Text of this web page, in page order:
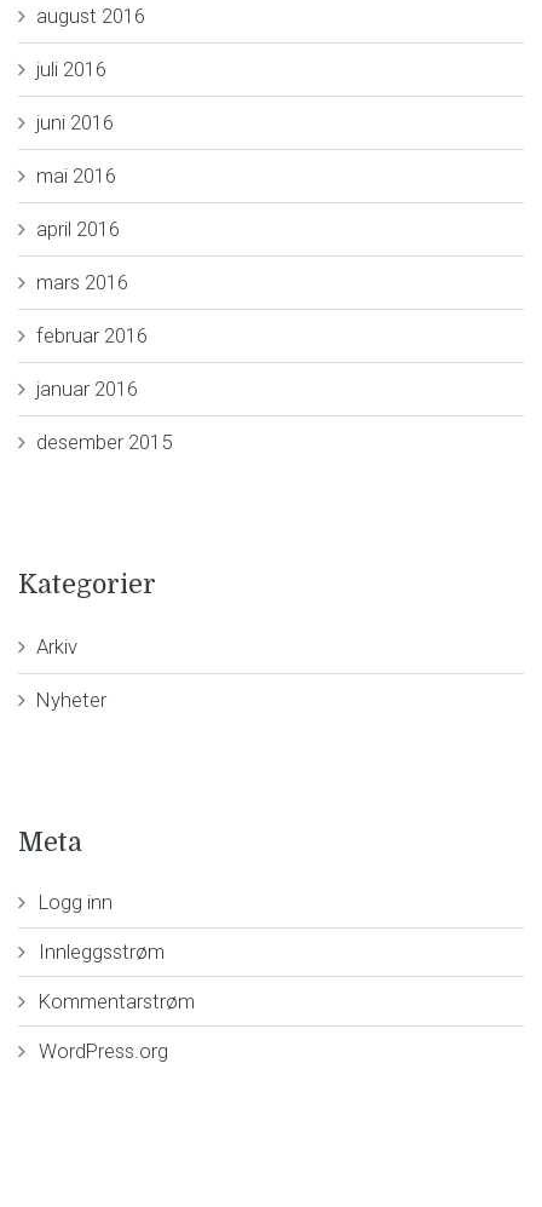
august 2016
juli 2016
juni 2016
mai 2016
april 2016
mars 2016
februar 2016
januar 2016
desember 2015
Kategorier
Arkiv
Nyheter
Meta
Logg inn
Innleggsstrøm
Kommentarstrøm
WordPress.org